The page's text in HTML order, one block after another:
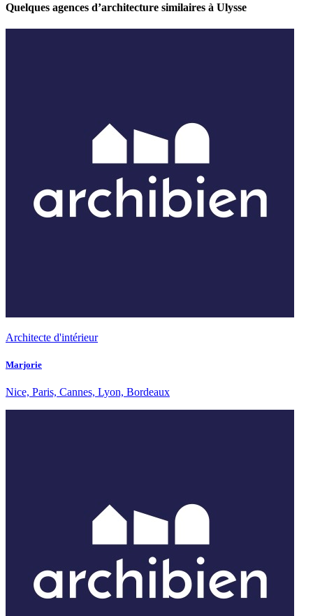
Quelques agences d’architecture similaires à Ulysse
Architecte d'intérieur
Marjorie
Nice, Paris, Cannes, Lyon, Bordeaux